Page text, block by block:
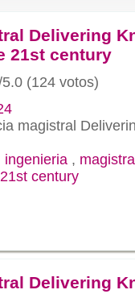
Delivering
21st century
(124 votos)
magistral
ingenieria ,
21st century
Delivering